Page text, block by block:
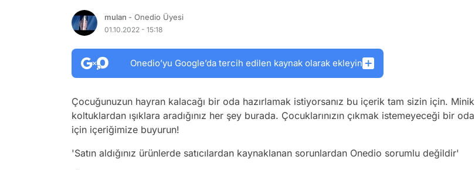
mulan - Onedio Üyesi
01.10.2022 - 15:18
Onedio’yu Google’da tercih edilen kaynak olarak ekleyin
Çocuğunuzun hayran kalacağı bir oda hazırlamak istiyorsanız bu içerik tam sizin için. Minik
koltuklardan ışıklara aradığınız her şey burada. Çocuklarınızın çıkmak istemeyeceği bir oda
için içeriğimize buyurun!
'Satın aldığınız ürünlerde satıcılardan kaynaklanan sorunlardan Onedio sorumlu değildir'